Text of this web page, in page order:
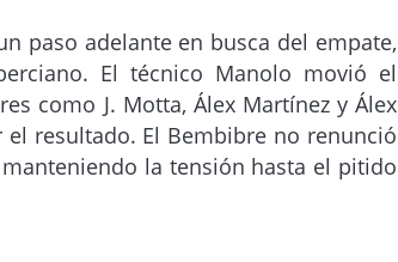
paso adelante en busca del empate,
El técnico Manolo movió el
como J. Motta, Álex Martínez y Álex
resultado. El Bembibre no renunció
la tensión hasta el pitido